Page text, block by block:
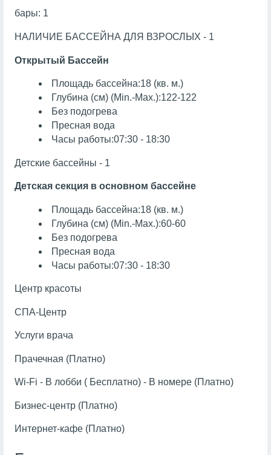
бары: 1
НАЛИЧИЕ БАССЕЙНА ДЛЯ ВЗРОСЛЫХ - 1
Открытый Бассейн
Площадь бассейна:18 (кв. м.)
Глубина (см) (Min.-Max.):122-122
Без подогрева
Пресная вода
Часы работы:07:30 - 18:30
Детские бассейны - 1
Детская секция в основном бассейне
Площадь бассейна:18 (кв. м.)
Глубина (см) (Min.-Max.):60-60
Без подогрева
Пресная вода
Часы работы:07:30 - 18:30
Центр красоты
СПА-Центр
Услуги врача
Прачечная (Платно)
Wi-Fi - В лобби ( Бесплатно) - В номере (Платно)
Бизнес-центр (Платно)
Интернет-кафе (Платно)